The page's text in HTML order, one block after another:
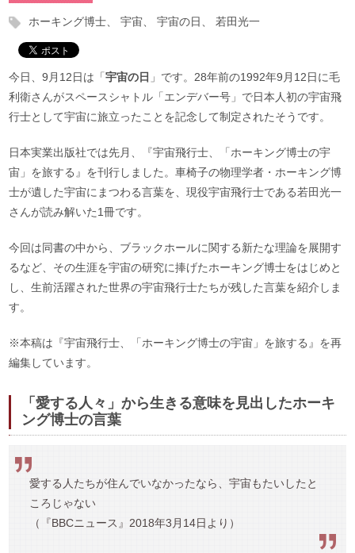
ホーキング博士 宇宙 宇宙の日 若田光一
今日、9月12日は「宇宙の日 」です。28年前の1992年9月12日に毛
利衛さんがスペースシャトル「エンデバー号」で日本人初の宇宙飛
行士として宇宙に旅立ったことを記念して制定されたそうです。
日本実業出版社では先月、『宇宙飛行士、「ホーキング博士の宇
宙」を旅する』を刊行しました。車椅子の物理学者・ホーキング博
士が遺した宇宙にまつわる言葉を、現役宇宙飛行士である若田光一
さんが読み解いた1冊です。
今回は同書の中から、ブラックホールに関する新たな理論を展開す
るなど、その生涯を宇宙の研究に捧げたホーキング博士をはじめと
し、生前活躍された世界の宇宙飛行士たちが残した言葉を紹介しま
す。
※本稿は『宇宙飛行士、「ホーキング博士の宇宙」を旅する』を再
編集しています。
「愛する人々」から生きる意味を見出したホーキ
ング博士の言葉
愛する人たちが住んでいなかったなら、宇宙もたいしたと
ころじゃない
（『BBCニュース』2018年3月14日より）